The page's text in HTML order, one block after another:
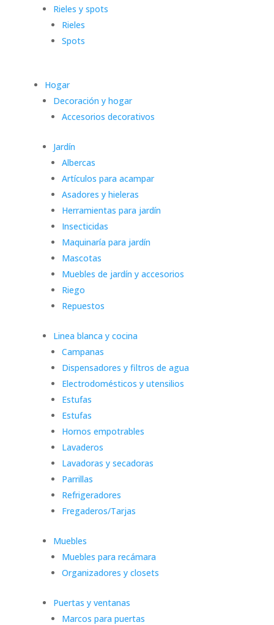
Rieles y spots
Rieles
Spots
Hogar
Decoración y hogar
Accesorios decorativos
Jardín
Albercas
Artículos para acampar
Asadores y hieleras
Herramientas para jardín
Insecticidas
Maquinaría para jardín
Mascotas
Muebles de jardín y accesorios
Riego
Repuestos
Linea blanca y cocina
Campanas
Dispensadores y filtros de agua
Electrodomésticos y utensilios
Estufas
Estufas
Hornos empotrables
Lavaderos
Lavadoras y secadoras
Parrillas
Refrigeradores
Fregaderos/Tarjas
Muebles
Muebles para recámara
Organizadores y closets
Puertas y ventanas
Marcos para puertas